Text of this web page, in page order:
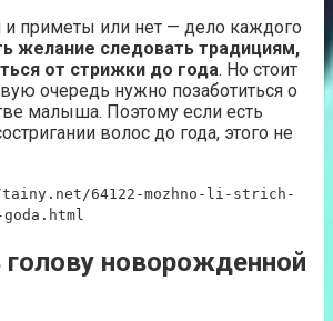
и приметы или нет — дело каждого
желание следовать традициям,
от стрижки до года. Но стоит
очередь нужно позаботиться о
малыша. Поэтому если есть
волос до года, этого не
64122-mozhno-li-strich-
голову новорожденной